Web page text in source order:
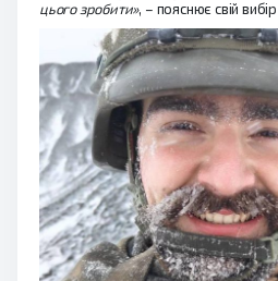
цього зробити», – пояснює свій